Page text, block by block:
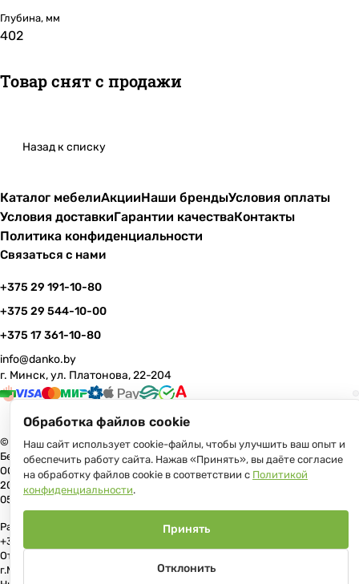
Глубина, мм
402
Товар снят с продажи
Назад к списку
Каталог мебелиАкцииНаши брендыУсловия оплаты
Условия доставкиГарантии качестваКонтакты
Политика конфиденциальности
Связаться с нами
+375 29 191-10-80
+375 29 544-10-00
+375 17 361-10-80
info@danko.by
г. Минск, ул. Платонова, 22-204
© 2026 Данко Бай: качественная мебель с оперативной доставкой по
Беларуси
ООО «Гранд Парк», юр.адрес: 220005, Минск, ул. Платонова, 22, пом.
204 В торговом реестре с 17 июля 2013 г. Регистрация №191081534,
05.11.2008, Мингорисполком.
Рассмотрение обращений потребителей, телефон +375 (17) 361-10-80,
+375 (29) 191-10-80, +375 (29) 544-10-00, e-mail: info@danko.by
Отдел торговли и услуг Администрации Первомайского района
г.Минска: тел. +375(17)215-14-65, Начальник отдела: Жакович Юлия
Обработка файлов cookie
Наш сайт использует cookie-файлы, чтобы улучшить ваш опыт и
обеспечить работу сайта. Нажав «Принять», вы даёте согласие
на обработку файлов cookie в соответствии с Политикой
конфиденциальности.
Отклонить
Принять